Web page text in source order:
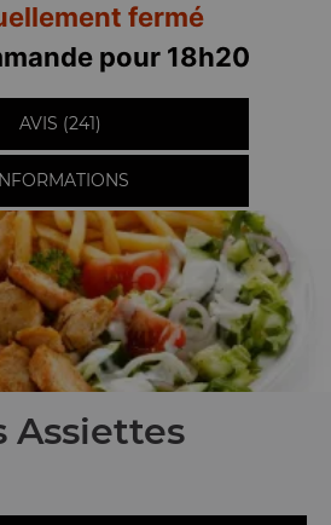
fermé
pour 18h20
AVIS (241)
Assiettes